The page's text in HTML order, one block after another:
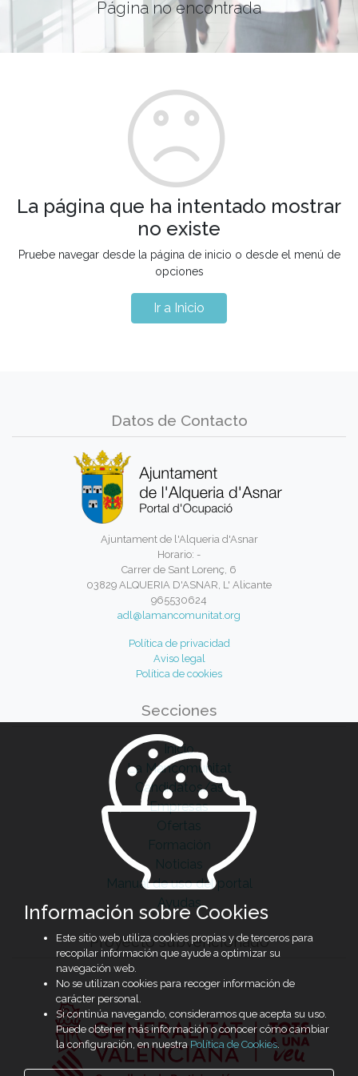
Página no encontrada
La página que ha intentado mostrar
no existe
Pruebe navegar desde la página de inicio o desde el menú de
opciones
Ir a Inicio
Datos de Contacto
Ajuntament de l'Alqueria d'Asnar
Horario: -
Carrer de Sant Lorenç, 6
03829 ALQUERIA D'ASNAR, L' Alicante
965530624
adl@lamancomunitat.org
Política de privacidad
Aviso legal
Política de cookies
Secciones
Inicio
La Mancomunitat
Candidatos/as
Empresas
Ofertas
Formación
Noticias
Manual de uso del portal
Ayudas
Proyecto subvencionado
Información sobre Cookies
Este sitio web utiliza cookies propias y de terceros para
recopilar información que ayude a optimizar su
navegación web.
No se utilizan cookies para recoger información de
carácter personal.
Si continúa navegando, consideramos que acepta su uso.
Puede obtener más información o conocer cómo cambiar
la configuración, en nuestra Política de Cookies.